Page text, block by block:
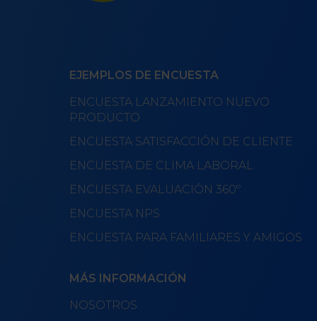
EJEMPLOS DE ENCUESTA
ENCUESTA LANZAMIENTO NUEVO
PRODUCTO
ENCUESTA SATISFACCIÓN DE CLIENTE
ENCUESTA DE CLIMA LABORAL
ENCUESTA EVALUACIÓN 360º
ENCUESTA NPS
ENCUESTA PARA FAMILIARES Y AMIGOS
MÁS INFORMACIÓN
NOSOTROS